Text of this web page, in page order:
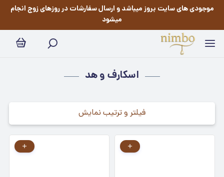
اسکارف و هد
موجودی های سایت بروز میباشد و ارسال سفارشات در روزهای زوج انجام
میشود
اسکارف و هد
فیلتر و ترتیب نمایش